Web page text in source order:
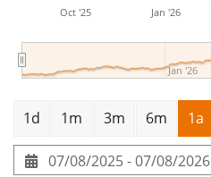
Oct '25 Jan '26
Jan '26
1d 1m 3m 6m 1a
07/08/2025 - 07/08/2026